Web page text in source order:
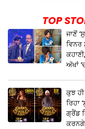
TOP
ਜਾਣੋਂ
ਵਿਨਰ
ਅੱਖਾਂ
ਕੁਝ
ਰਿਹਾ
ਗ੍ਰੈਂਡ